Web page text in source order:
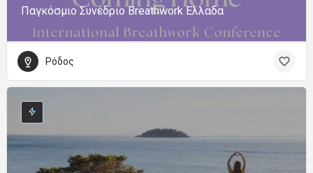
Παγκόσμιο Συνέδριο Breathwork Ελλαδα
Ρόδος